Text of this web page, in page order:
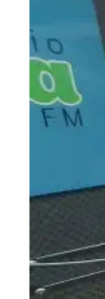
aradora para
Chuva causa
Chuva tomou
cidade